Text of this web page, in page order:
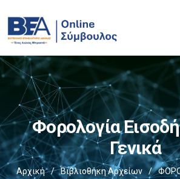
Φορολογία
Γενικά
Αρχική / Βιβλιοθήκη Αρχείων /